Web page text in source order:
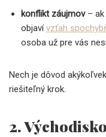
konflikt záujmov– ak
objavívzťah
osoba už pre vás
Nech je dôvod
riešiteľný krok.
2.